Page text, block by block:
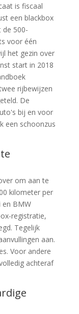
is fiscaal
een blackbox
500-
voor één
het gezin over
start in 2018
rijbewijzen
De
bij en voor
een schoonzus
om aan te
kilometer per
en BMW
registratie,
Tegelijk
aan.
Voor andere
achteraf